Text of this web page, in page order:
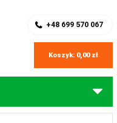
+48 699 570 067
Koszyk: 0,00 zł